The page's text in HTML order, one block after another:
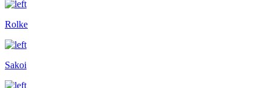
Rolke
Sakoi